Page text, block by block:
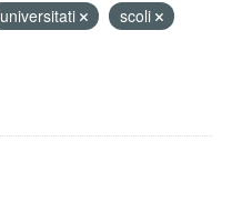
universitati
scoli